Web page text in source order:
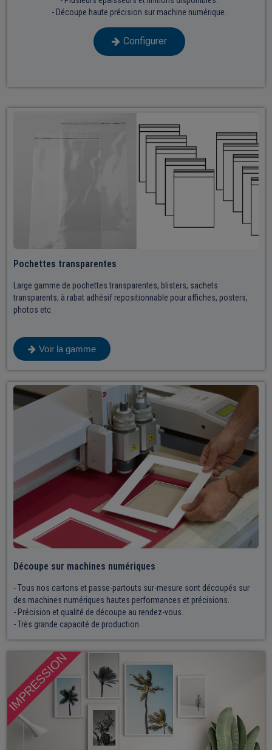
- Découpe haute précision sur machine numérique.
Configurer
Pochettes transparentes
Large gamme de pochettes transparentes, blisters, sachets
transparents, à rabat adhésif repositionnable pour affiches, posters,
photos etc.
Voir la gamme
Découpe sur machines numériques
- Tous nos cartons et passe-partouts sur-mesure sont découpés sur
des machines numériques hautes performances et précisions.
- Précision et qualité de découpe au rendez-vous.
- Très grande capacité de production.
IMPRESSION